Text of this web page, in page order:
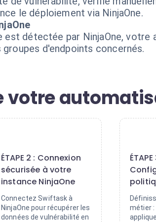
le déploiement via NinjaOne.
est détectée par NinjaOne,
d'endpoints concernés.
votre
ÉTAPE 2 : Connexion
sécurisée à votre
instance NinjaOne
Connectez Swiftask à
NinjaOne pour récupérer les
données de vulnérabilité en
ÉTAPE
métier